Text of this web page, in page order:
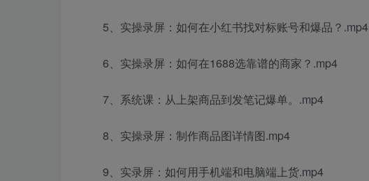
5、实操录屏：如何在小红书找对标账号和爆品？.mp4
6、实操录屏：如何在1688选靠谱的商家？.mp4
7、系统课：从上架商品到发笔记爆单。.mp4
8、实操录屏：制作商品图详情图.mp4
9、实录屏：如何用手机端和电脑端上货.mp4